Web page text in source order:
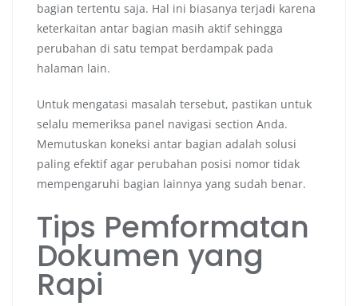
bagian tertentu saja. Hal ini biasanya terjadi karena
keterkaitan antar bagian masih aktif sehingga
perubahan di satu tempat berdampak pada
halaman lain.
Untuk mengatasi masalah tersebut, pastikan untuk
selalu memeriksa panel navigasi section Anda.
Memutuskan koneksi antar bagian adalah solusi
paling efektif agar perubahan posisi nomor tidak
mempengaruhi bagian lainnya yang sudah benar.
Tips Pemformatan
Dokumen yang
Rapi